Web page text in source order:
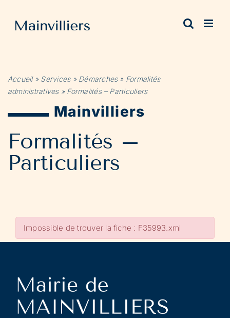
contenu
Accueil» Services» Démarches» Formalités
administratives» Formalités – Particuliers
Mainvilliers
Formalités –
Particuliers
Impossible de trouver la fiche : F35993.xml